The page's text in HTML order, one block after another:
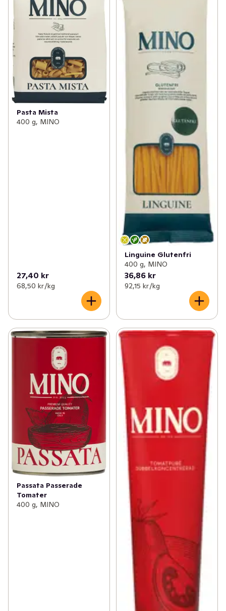
Pasta Mista
400 g, MINO
27,40 kr
68,50 kr /kg
Linguine Glutenfri
400 g, MINO
36,86 kr
92,15 kr /kg
Passata Passerade
Tomater
400 g, MINO